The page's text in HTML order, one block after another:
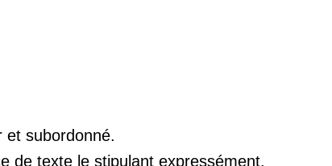
et subordonné.
de texte le stipulant expressément.